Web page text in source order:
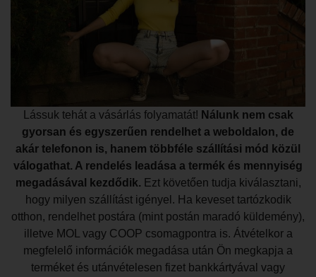
Lássuk tehát a vásárlás folyamatát! Nálunk nem csak
gyorsan és egyszerűen rendelhet a weboldalon, de
akár telefonon is, hanem többféle szállítási mód közül
válogathat. A rendelés leadása a termék és mennyiség
megadásával kezdődik. Ezt követően tudja kiválasztani,
hogy milyen szállítást igényel. Ha keveset tartózkodik
otthon, rendelhet postára (mint postán maradó küldemény),
illetve MOL vagy COOP csomagpontra is. Átvételkor a
megfelelő információk megadása után Ön megkapja a
terméket és utánvételesen fizet bankkártyával vagy